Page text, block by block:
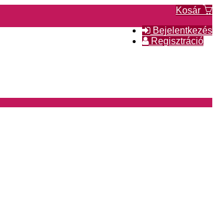
Kosár
Bejelentkezés
Regisztráció